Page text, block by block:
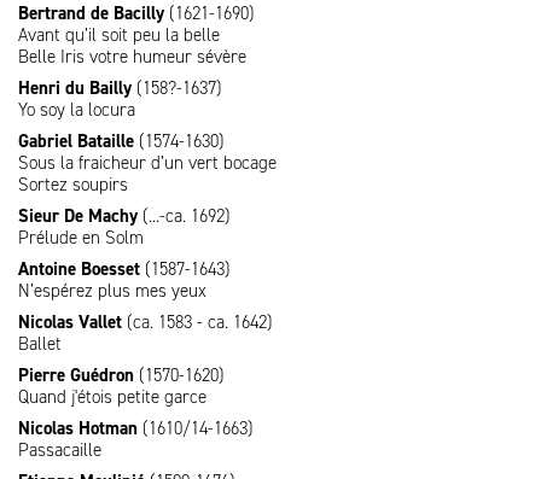
Bertrand de Bacilly (1621-1690)
Avant qu’il soit peu la belle
Belle Iris votre humeur sévère
Henri du Bailly (158?-1637)
Yo soy la locura
Gabriel Bataille (1574-1630)
Sous la fraicheur d’un vert bocage
Sortez soupirs
Sieur De Machy (...-ca. 1692)
Prélude en Solm
Antoine Boesset (1587-1643)
N’espérez plus mes yeux
Nicolas Vallet (ca. 1583 - ca. 1642)
Ballet
Pierre Guédron (1570-1620)
Quand j'étois petite garce
Nicolas Hotman (1610/14-1663)
Passacaille